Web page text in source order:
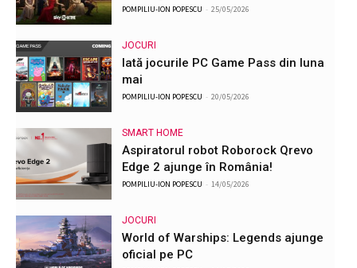
POMPILIU-ION POPESCU - 25/05/2026
JOCURI
Iată jocurile PC Game Pass din luna
mai
POMPILIU-ION POPESCU - 20/05/2026
SMART HOME
Aspiratorul robot Roborock Qrevo
Edge 2 ajunge în România!
POMPILIU-ION POPESCU - 14/05/2026
JOCURI
World of Warships: Legends ajunge
oficial pe PC